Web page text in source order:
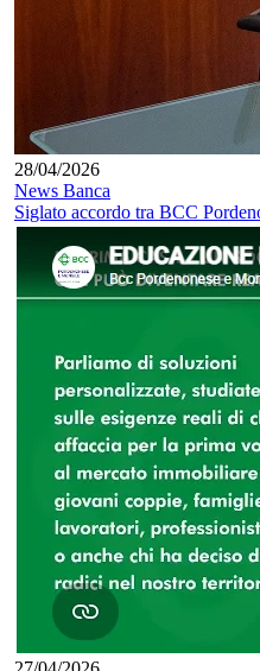
28/04/2026
News Banca
Siglato accordo tra BCC